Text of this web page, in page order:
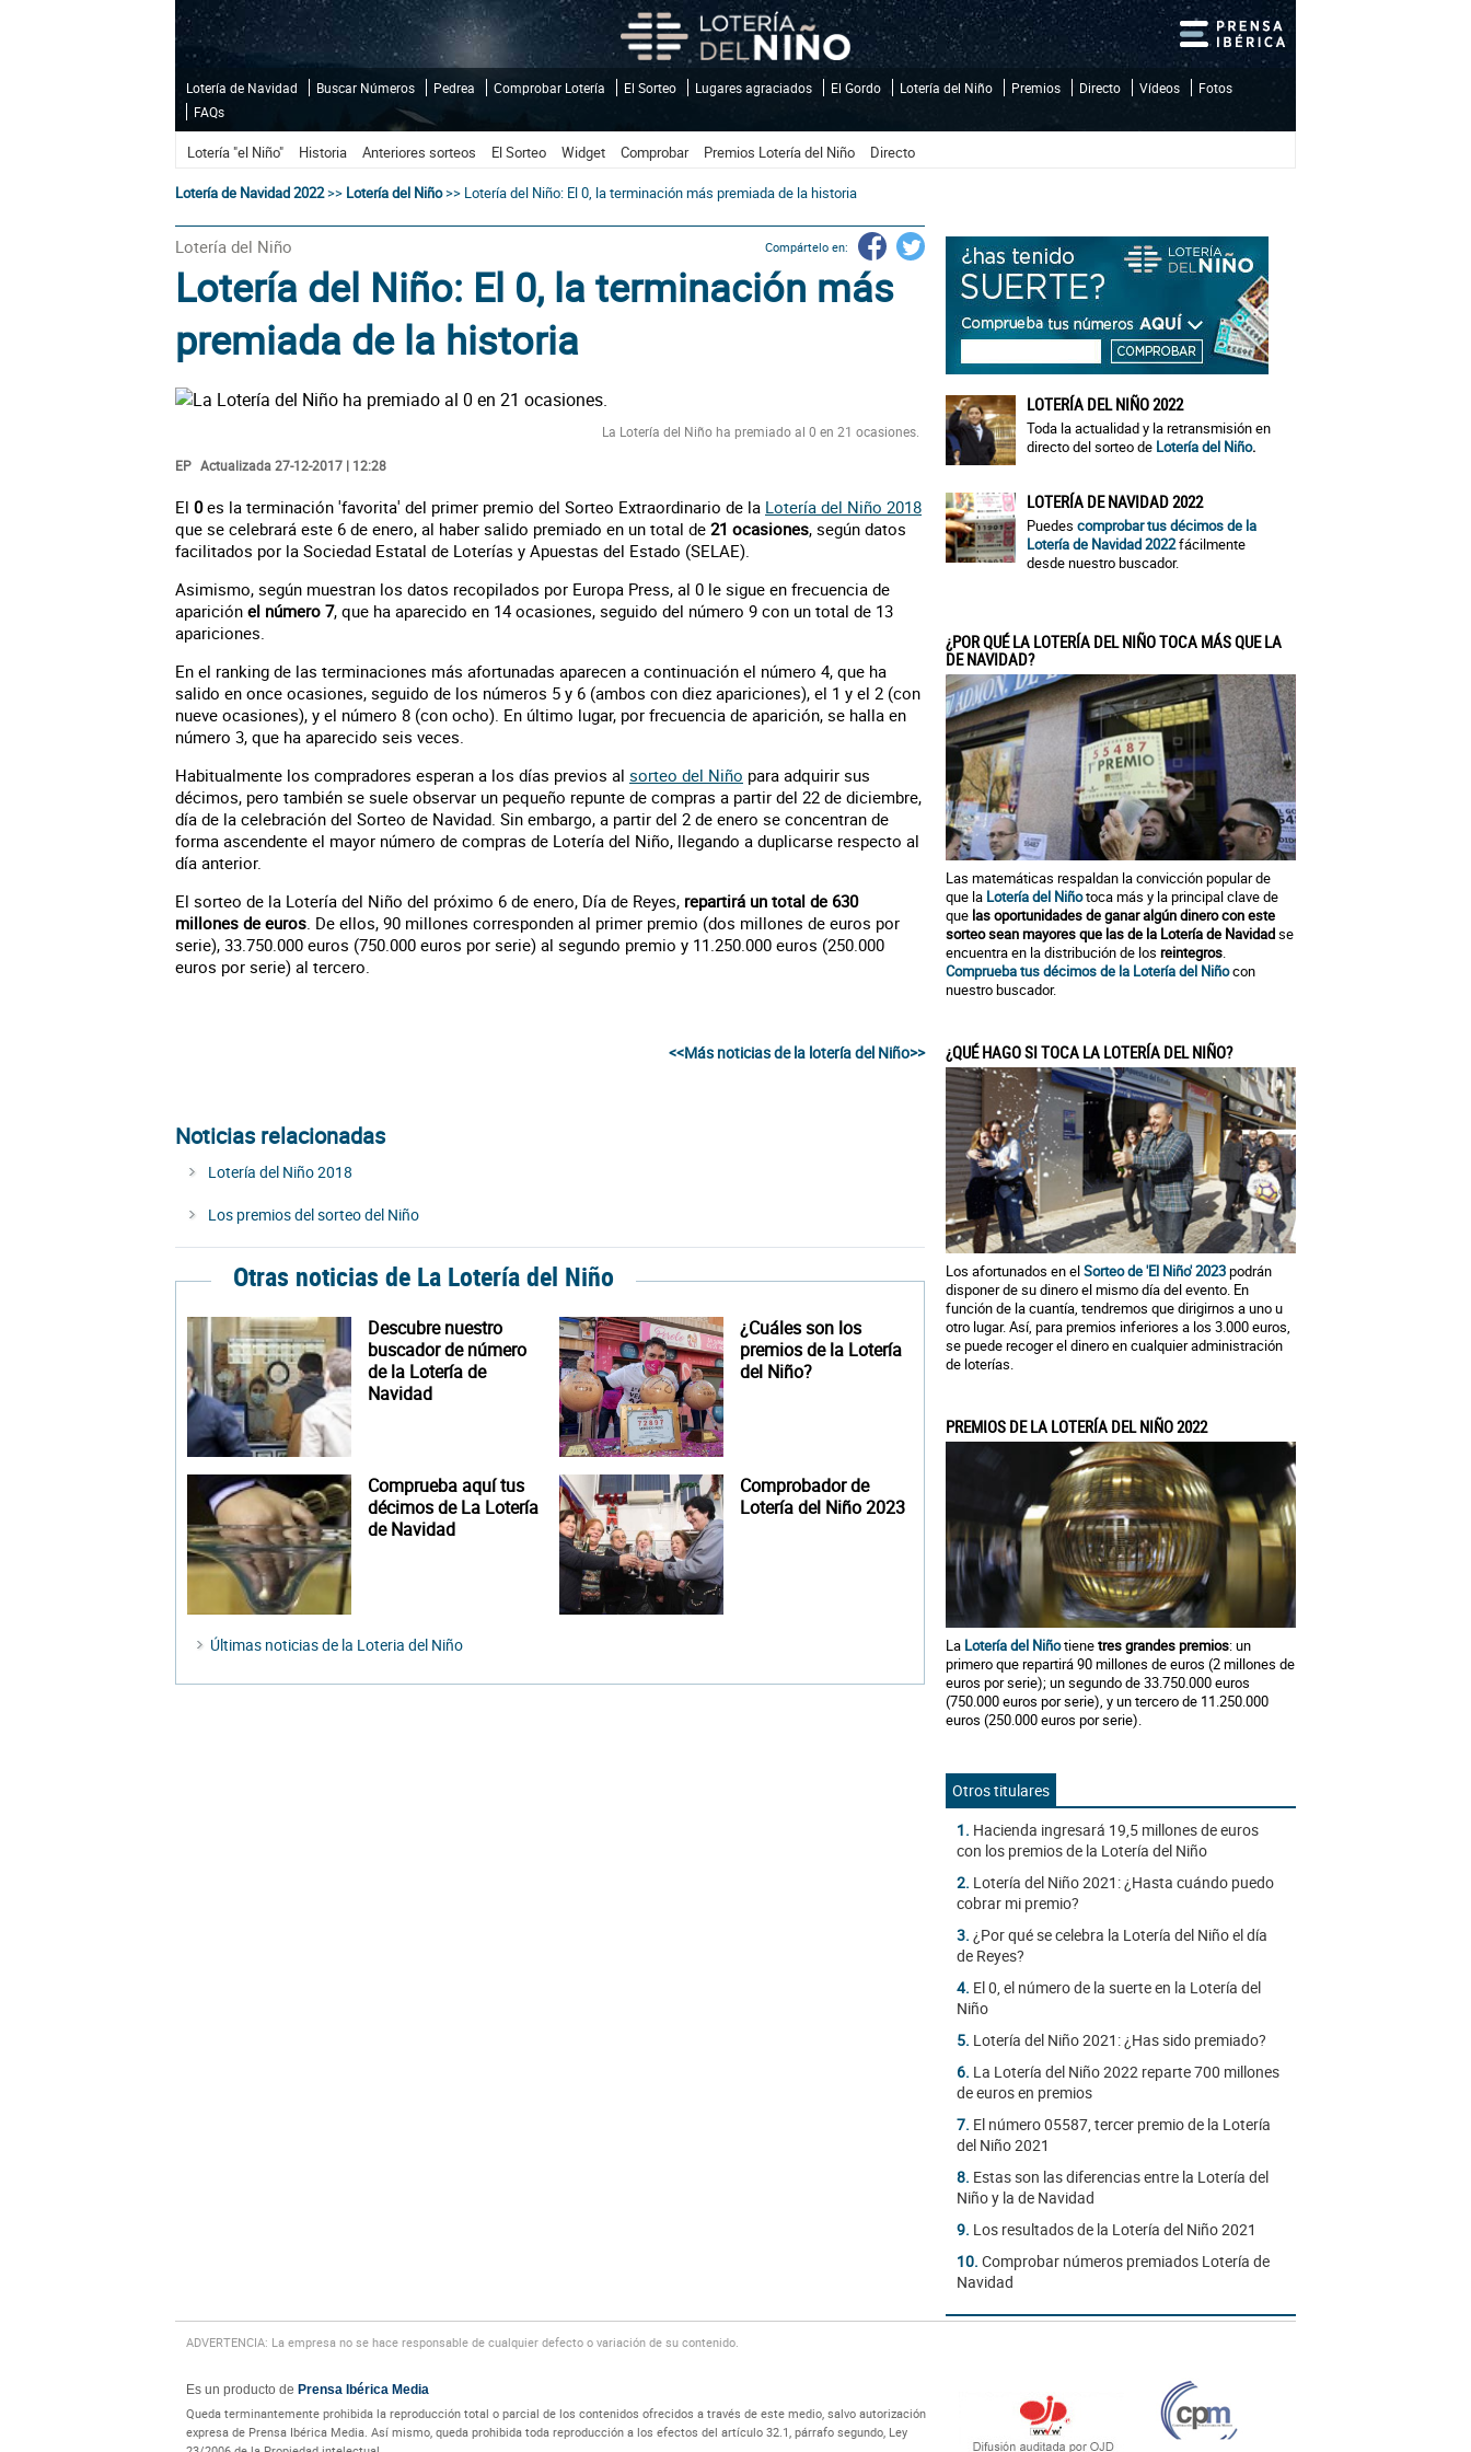
Lotería de Navidad Buscar Números Pedrea Comprobar Lotería El Sorteo Lugares agraciados El Gordo Lotería del Niño Premios Directo Vídeos
Fotos
FAQs
Lotería "el Niño" Historia Anteriores sorteos El Sorteo Widget Comprobar Premios Lotería del Niño Directo
Lotería de Navidad 2022>> Lotería del Niño>> Lotería del Niño: El 0, la terminación más premiada de la historia
Compártelo en:
Lotería del Niño
Lotería del Niño: El 0, la terminación más
premiada de la historia
La Lotería del Niño ha premiado al 0 en 21 ocasiones.
EP Actualizada 27-12-2017 | 12:28
El 0es la terminación 'favorita' del primer premio del Sorteo Extraordinario de la Lotería del Niño 2018
que se celebrará este 6 de enero, al haber salido premiado en un total de 21 ocasiones, según datos
facilitados por la Sociedad Estatal de Loterías y Apuestas del Estado (SELAE).
Asimismo, según muestran los datos recopilados por Europa Press, al 0 le sigue en frecuencia de
aparición el número 7, que ha aparecido en 14 ocasiones, seguido del número 9 con un total de 13
apariciones.
En el ranking de las terminaciones más afortunadas aparecen a continuación el número 4, que ha
salido en once ocasiones, seguido de los números 5 y 6 (ambos con diez apariciones), el 1 y el 2 (con
nueve ocasiones), y el número 8 (con ocho). En último lugar, por frecuencia de aparición, se halla en
número 3, que ha aparecido seis veces.
Habitualmente los compradores esperan a los días previos al sorteo del Niño para adquirir sus
décimos, pero también se suele observar un pequeño repunte de compras a partir del 22 de diciembre,
día de la celebración del Sorteo de Navidad. Sin embargo, a partir del 2 de enero se concentran de
forma ascendente el mayor número de compras de Lotería del Niño, llegando a duplicarse respecto al
día anterior.
El sorteo de la Lotería del Niño del próximo 6 de enero, Día de Reyes, repartirá un total de 630
millones de euros. De ellos, 90 millones corresponden al primer premio (dos millones de euros por
serie), 33.750.000 euros (750.000 euros por serie) al segundo premio y 11.250.000 euros (250.000
euros por serie) al tercero.
<<Más noticias de la lotería del Niño>>
Noticias relacionadas
Lotería del Niño 2018
Los premios del sorteo del Niño
Otras noticias de La Lotería del Niño
Descubre nuestro
buscador de número
de la Lotería de
Navidad
¿Cuáles son los
premios de la Lotería
del Niño?
Comprueba aquí tus
décimos de La Lotería
de Navidad
Comprobador de
Lotería del Niño 2023
Últimas noticias de la Loteria del Niño
LOTERÍA DEL NIÑO 2022
Toda la actualidad y la retransmisión en
directo del sorteo de Lotería del Niño.
LOTERÍA DE NAVIDAD 2022
Puedes comprobar tus décimos de la
Lotería de Navidad 2022fácilmente
desde nuestro buscador.
¿POR QUÉ LA LOTERÍA DEL NIÑO TOCA MÁS QUE LA
DE NAVIDAD?
Las matemáticas respaldan la convicción popular de
que la Lotería del Niñotoca más y la principal clave de
que las oportunidades de ganar algún dinero con este
sorteo sean mayores que las de la Lotería de Navidadse
encuentra en la distribución de los reintegros.
Comprueba tus décimos de la Lotería del Niñocon
nuestro buscador.
¿QUÉ HAGO SI TOCA LA LOTERÍA DEL NIÑO?
Los afortunados en elSorteo de 'El Niño' 2023podrán
disponer de su dinero el mismo día del evento. En
función de la cuantía, tendremos que dirigirnos a uno u
otro lugar. Así, para premios inferiores a los 3.000 euros,
se puede recoger el dinero en cualquier administración
de loterías.
PREMIOS DE LA LOTERÍA DEL NIÑO 2022
La Lotería del Niñotienetres grandes premios: un
primero que repartirá 90 millones de euros (2 millones de
euros por serie); un segundo de 33.750.000 euros
(750.000 euros por serie), y un tercero de 11.250.000
euros (250.000 euros por serie).
Otros titulares
1. Hacienda ingresará 19,5 millones de euros
con los premios de la Lotería del Niño
2. Lotería del Niño 2021: ¿Hasta cuándo puedo
cobrar mi premio?
3. ¿Por qué se celebra la Lotería del Niño el día
de Reyes?
4. El 0, el número de la suerte en la Lotería del
Niño
5. Lotería del Niño 2021: ¿Has sido premiado?
6. La Lotería del Niño 2022 reparte 700 millones
de euros en premios
7. El número 05587, tercer premio de la Lotería
del Niño 2021
8. Estas son las diferencias entre la Lotería del
Niño y la de Navidad
9. Los resultados de la Lotería del Niño 2021
10. Comprobar números premiados Lotería de
Navidad
ADVERTENCIA: La empresa no se hace responsable de cualquier defecto o variación de su contenido.
Es un producto de Prensa Ibérica Media
Queda terminantemente prohibida la reproducción total o parcial de los contenidos ofrecidos a través de este medio, salvo autorización
expresa de Prensa Ibérica Media. Así mismo, queda prohibida toda reproducción a los efectos del artículo 32.1, párrafo segundo, Ley